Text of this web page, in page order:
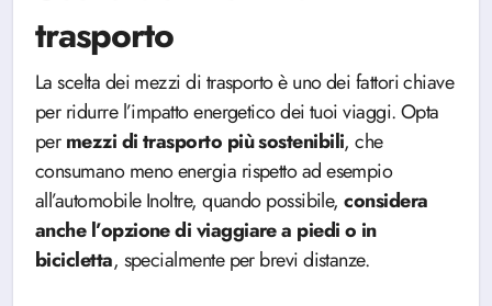
trasporto
La scelta dei mezzi di trasporto è uno dei fattori chiave
per ridurre l’impatto energetico dei tuoi viaggi. Opta
permezzi di trasporto più sostenibili, che
consumano meno energia rispetto ad esempio
all’automobile Inoltre, quando possibile,considera
anche l’opzione di viaggiare a piedi o in
bicicletta, specialmente per brevi distanze.